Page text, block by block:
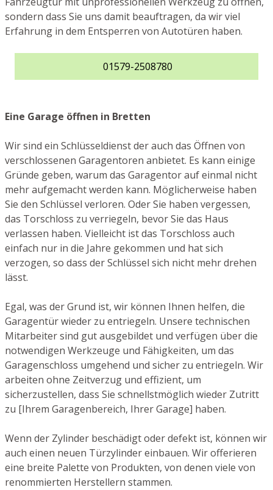
sondern dass Sie uns damit beauftragen, da wir viel
Erfahrung in dem Entsperren von Autotüren haben.
01579-2508780
Eine Garage öffnen in Bretten
Wir sind ein Schlüsseldienst der auch das Öffnen von
verschlossenen Garagentoren anbietet. Es kann einige
Gründe geben, warum das Garagentor auf einmal nicht
mehr aufgemacht werden kann. Möglicherweise haben
Sie den Schlüssel verloren. Oder Sie haben vergessen,
das Torschloss zu verriegeln, bevor Sie das Haus
verlassen haben. Vielleicht ist das Torschloss auch
einfach nur in die Jahre gekommen und hat sich
verzogen, so dass der Schlüssel sich nicht mehr drehen
lässt.
Egal, was der Grund ist, wir können Ihnen helfen, die
Garagentür wieder zu entriegeln. Unsere technischen
Mitarbeiter sind gut ausgebildet und verfügen über die
notwendigen Werkzeuge und Fähigkeiten, um das
Garagenschloss umgehend und sicher zu entriegeln. Wir
arbeiten ohne Zeitverzug und effizient, um
sicherzustellen, dass Sie schnellstmöglich wieder Zutritt
zu [Ihrem Garagenbereich, Ihrer Garage] haben.
Wenn der Zylinder beschädigt oder defekt ist, können wir
auch einen neuen Türzylinder einbauen. Wir offerieren
eine breite Palette von Produkten, von denen viele von
renommierten Herstellern stammen.